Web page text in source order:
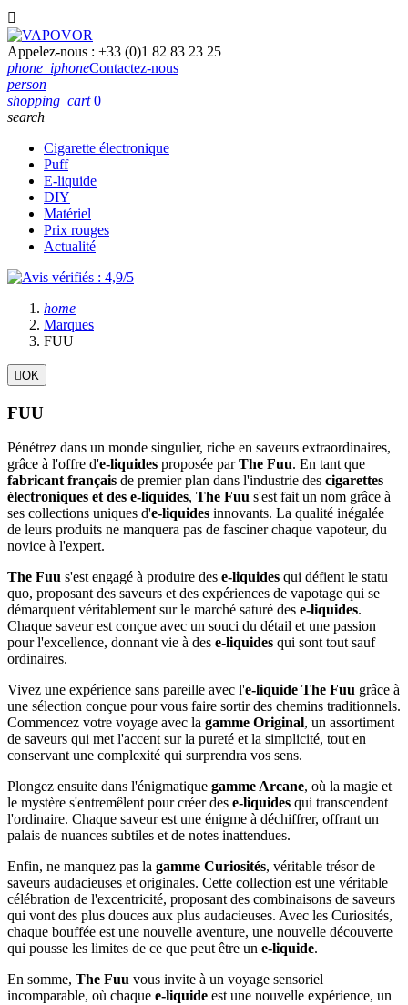

Appelez-nous : +33 (0)1 82 83 23 25
phone_iphoneContactez-nous
person
shopping_cart 0
search
Cigarette électronique
Puff
E-liquide
DIY
Matériel
Prix rouges
Actualité
home
Marques
FUU
Filtres:
Effacer les filtres
Catégories
E-liquide
Blend
Cloud Empire
MiNiMAL
Prix
Voir les Produits59
OK
FUU
Pénétrez dans un monde singulier, riche en saveurs extraordinaires,
grâce à l'offre d'e-liquides proposée parThe Fuu. En tant que
fabricant français de premier plan dans l'industrie des cigarettes
électroniques et des e-liquides, The Fuu s'est fait un nom grâce à
ses collections uniques d'e-liquides innovants. La qualité inégalée
de leurs produits ne manquera pas de fasciner chaque vapoteur, du
novice à l'expert.
The Fuu s'est engagé à produire des e-liquides qui défient le statu
quo, proposant des saveurs et des expériences de vapotage qui se
démarquent véritablement sur le marché saturé des e-liquides.
Chaque saveur est conçue avec un souci du détail et une passion
pour l'excellence, donnant vie à des e-liquides qui sont tout sauf
ordinaires.
Vivez une expérience sans pareille avec l'e-liquide The Fuu grâce à
une sélection conçue pour vous faire sortir des chemins traditionnels.
Commencez votre voyage avec la gamme Original, un assortiment
de saveurs qui met l'accent sur la pureté et la simplicité, tout en
conservant une complexité qui surprendra vos sens.
Plongez ensuite dans l'énigmatique gamme Arcane, où la magie et
le mystère s'entremêlent pour créer des e-liquides qui transcendent
l'ordinaire. Chaque saveur est une énigme à déchiffrer, offrant un
palais de nuances subtiles et de notes inattendues.
Enfin, ne manquez pas la gamme Curiosités, véritable trésor de
saveurs audacieuses et originales. Cette collection est une véritable
célébration de l'excentricité, proposant des combinaisons de saveurs
qui vont des plus douces aux plus audacieuses. Avec les Curiosités,
chaque bouffée est une nouvelle aventure, une nouvelle découverte
qui pousse les limites de ce que peut être un e-liquide.
En somme, The Fuu vous invite à un voyage sensoriel
incomparable, où chaque e-liquide est une nouvelle expérience, un